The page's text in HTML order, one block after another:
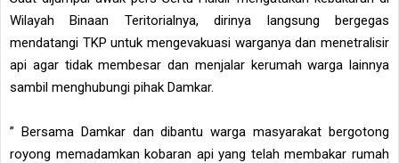
Wilayah Binaan Teritorialnya, dirinya langsung bergegas
mendatangi TKP untuk mengevakuasi warganya dan menetralisir
api agar tidak membesar dan menjalar kerumah warga lainnya
sambil menghubungi pihak Damkar.
” Bersama Damkar dan dibantu warga masyarakat bergotong
royong memadamkan kobaran api yang telah membakar rumah